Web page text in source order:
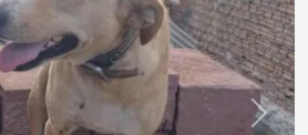
Next